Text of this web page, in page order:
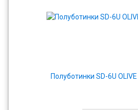
Полуботинки SD-6U